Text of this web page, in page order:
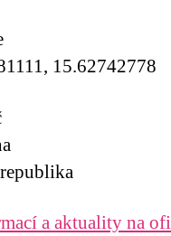
15.62742778
a aktuality na